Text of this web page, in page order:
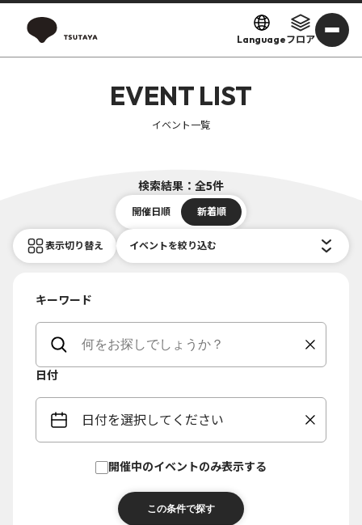
Languageフロア
EVENT LIST
イベント一覧
検索結果：全5件
開催日順 新着順
表示切り替え イベントを絞り込む
キーワード
日付
日付を選択してください
開催中のイベントのみ表示する